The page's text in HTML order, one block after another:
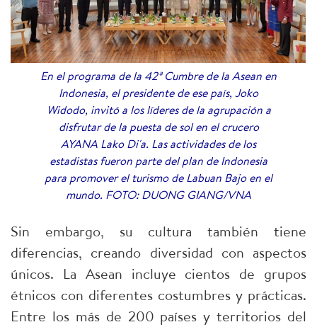
En el programa de la 42ª Cumbre de la Asean en
Indonesia, el presidente de ese país, Joko
Widodo, invitó a los líderes de la agrupación a
disfrutar de la puesta de sol en el crucero
AYANA Lako Di'a. Las actividades de los
estadistas fueron parte del plan de Indonesia
para promover el turismo de Labuan Bajo en el
mundo. FOTO: DUONG GIANG/VNA
Sin embargo, su cultura también tiene
diferencias, creando diversidad con aspectos
únicos. La Asean incluye cientos de grupos
étnicos con diferentes costumbres y prácticas.
Entre los más de 200 países y territorios del